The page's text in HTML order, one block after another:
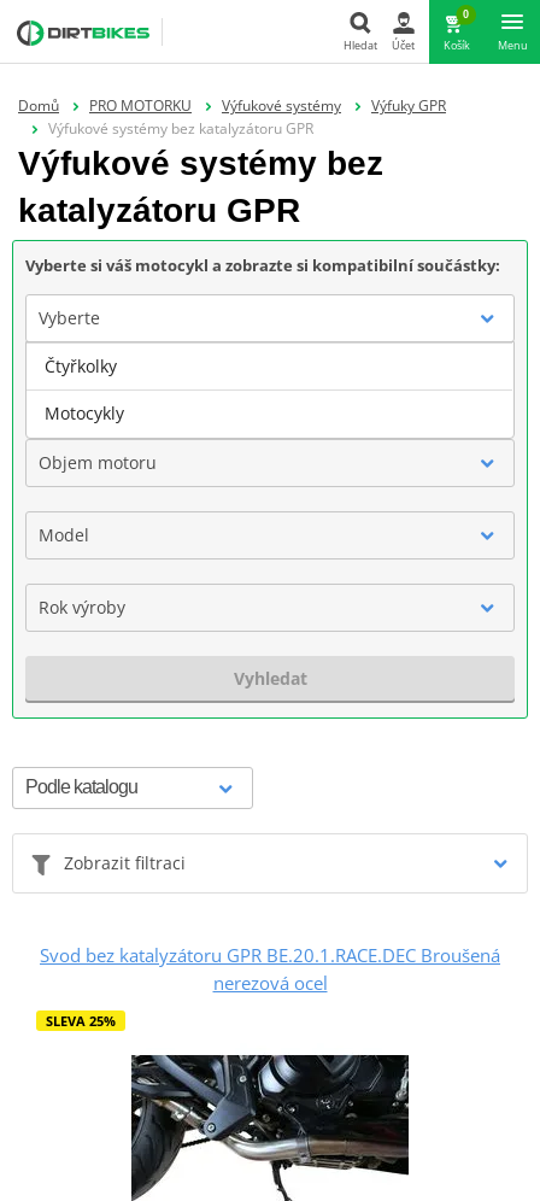
Hledat Účet
0
Košík Menu
Domů PRO MOTORKU Výfukové systémy
Výfuky GPR
Výfukové systémy bez katalyzátoru GPR
Výfukové systémy bez
katalyzátoru GPR
Vyberte si váš motocykl a zobrazte si kompatibilní součástky:
Vyberte
Značka
Objem motoru
Model
Rok výroby
Vyhledat
Zobrazit filtraci
Svod bez katalyzátoru GPR BE.20.1.RACE.DEC Broušená
nerezová ocel
SLEVA 25%
Čtyřkolky
Motocykly